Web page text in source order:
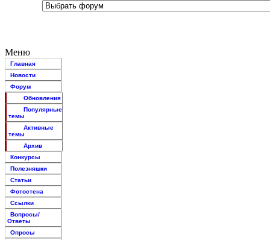
Меню
Главная
Новости
Форум
Обновления
Популярные
темы
Активные
темы
Архив
Конкурсы
Полезняшки
Статьи
Фотостена
Ссылки
Вопросы/
Ответы
Опросы